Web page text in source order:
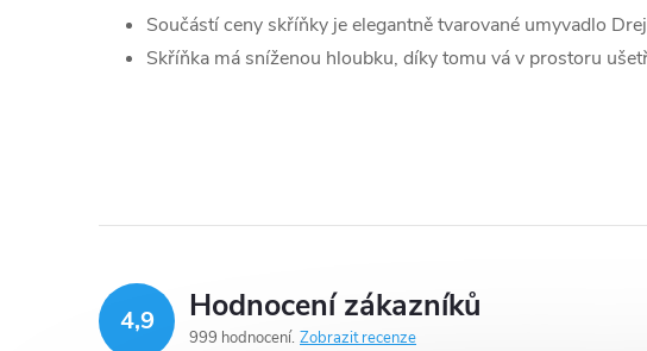
Součástí ceny skříňky je elegantně tvarované umyvadlo
Skříňka má sníženou hloubku, díky tomu vá v prostoru
4,9 Hodnocení zákazníků
999 hodnocení Zobrazit recenze